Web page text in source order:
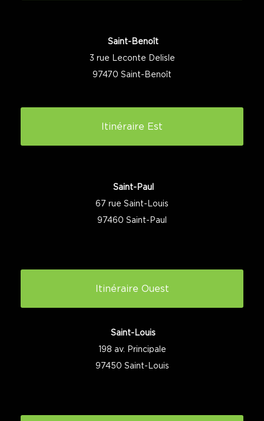
Saint-Benoît
3 rue Leconte Delisle
97470 Saint-Benoît
Itinéraire Est
Saint-Paul
67 rue Saint-Louis
97460 Saint-Paul
Itinéraire Ouest
Saint-Louis
198 av. Principale
97450 Saint-Louis